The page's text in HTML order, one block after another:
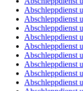
Abschleppdienst
Abschleppdienst
Abschleppdienst
Abschleppdienst
Abschleppdienst
Abschleppdienst
Abschleppdienst
Abschleppdienst
Abschleppdienst